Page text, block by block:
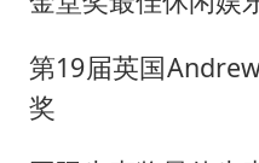
第19届英国
奖